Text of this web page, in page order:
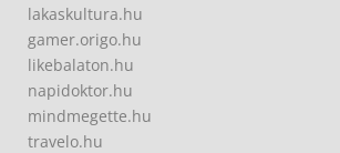
lakaskultura.hu
gamer.origo.hu
likebalaton.hu
napidoktor.hu
mindmegette.hu
travelo.hu